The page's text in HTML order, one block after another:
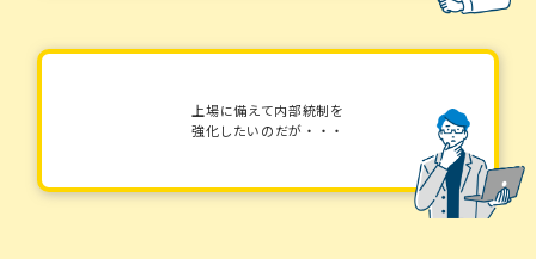
上場に備えて内部統制を
強化したいのだが・・・